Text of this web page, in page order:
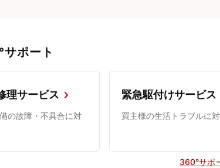
ポート
理サービス
の故障・不具合に対
緊急駆付けサービス
買主様の生活トラブルに
360°サポ